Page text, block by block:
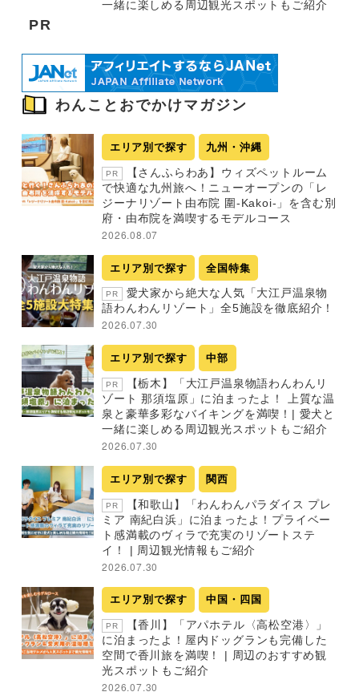
一緒に楽しめる周辺観光スポットもご紹介
PR
わんことおでかけマガジン
エリア別で探す 九州・沖縄
PR
【さんふらわあ】ウィズペットルーム
で快適な九州旅へ！ニューオープンの「レ
ジーナリゾート由布院 圍-Kakoi-」を含む別
府・由布院を満喫するモデルコース
2026.08.07
エリア別で探す 全国特集
PR
愛犬家から絶大な人気「大江戸温泉物
語わんわんリゾート」全5施設を徹底紹介！
2026.07.30
エリア別で探す 中部
PR
【栃木】「大江戸温泉物語わんわんリ
ゾート 那須塩原」に泊まったよ！ 上質な温
泉と豪華多彩なバイキングを満喫！| 愛犬と
一緒に楽しめる周辺観光スポットもご紹介
2026.07.30
エリア別で探す 関西
PR
【和歌山】「わんわんパラダイス プレ
ミア 南紀白浜」に泊まったよ！プライベー
ト感満載のヴィラで充実のリゾートステ
イ！ | 周辺観光情報もご紹介
2026.07.30
エリア別で探す 中国・四国
PR
【香川】「アパホテル〈高松空港〉」
に泊まったよ！屋内ドッグランも完備した
空間で香川旅を満喫！ | 周辺のおすすめ観
光スポットもご紹介
2026.07.30